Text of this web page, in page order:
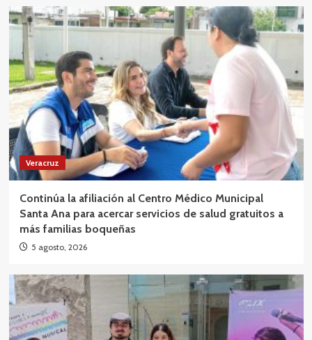
Veracruz
Continúa la afiliación al Centro Médico Municipal
Santa Ana para acercar servicios de salud gratuitos a
más familias boqueñas
5 agosto, 2026